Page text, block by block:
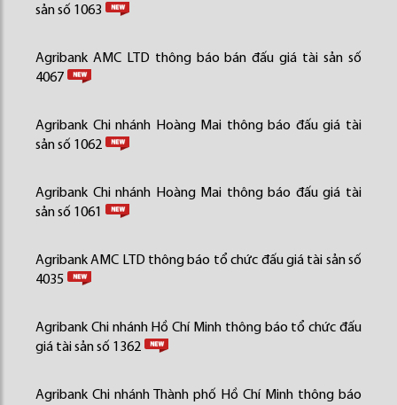
sản số 1063
Agribank AMC LTD thông báo bán đấu giá tài sản số
4067
Agribank Chi nhánh Hoàng Mai thông báo đấu giá tài
sản số 1062
Agribank Chi nhánh Hoàng Mai thông báo đấu giá tài
sản số 1061
Agribank AMC LTD thông báo tổ chức đấu giá tài sản số
4035
Agribank Chi nhánh Hồ Chí Minh thông báo tổ chức đấu
giá tài sản số 1362
Agribank Chi nhánh Thành phố Hồ Chí Minh thông báo